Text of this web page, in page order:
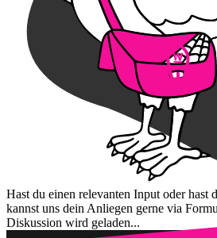
Hast du einen relevanten Input oder hast
kannst uns dein Anliegen gerne via
Diskussion wird geladen...